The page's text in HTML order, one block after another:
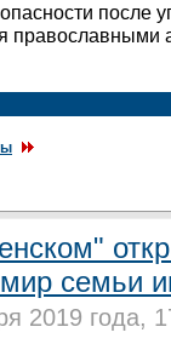
после
православными
семьи
2019 года,